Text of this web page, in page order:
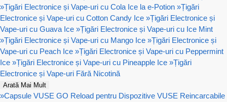
»Țigări Electronice și Vape-uri cu Cola Ice la e-Potion »Țigări
Electronice și Vape-uri cu Cotton Candy Ice »Țigări Electronice și
Vape-uri cu Guava Ice »Țigări Electronice și Vape-uri cu Ice Mint
»Țigări Electronice și Vape-uri cu Mango Ice »Țigări Electronice și
Vape-uri cu Peach Ice »Țigări Electronice și Vape-uri cu Peppermint
Ice »Țigări Electronice și Vape-uri cu Pineapple Ice »Țigări
Electronice și Vape-uri Fără Nicotină
Arată Mai Mult
»Capsule VUSE GO Reload pentru Dispozitive VUSE Reincarcabile